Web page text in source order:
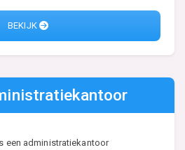
BEKIJK
een administratiekantoor